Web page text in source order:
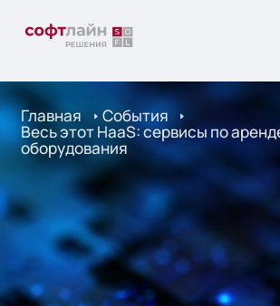
Главная События
Весь этот HaaS: сервисы по
оборудования